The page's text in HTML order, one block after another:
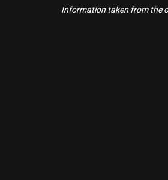
Information taken from the